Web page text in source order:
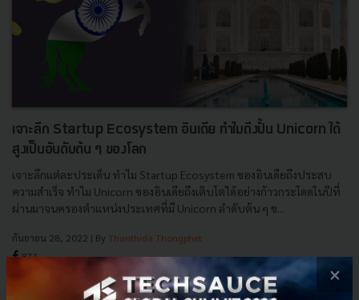
เจาะลึก Startup Ecosystem อินเดีย ทำไมถึงปั้น Unicorn ได้
สูงเป็นอันดับต้น ๆ ของโลก
เจาะลึกแต่ละประเด็น ทำไม Startup Ecosystem ของอินเดียถึงประสบ
ความสำเร็จ ทำไม Unicorn ของอินเดียถึงเติบโตได้อย่างก้าวกระโดดในปีที่
ผ่านมาจนครองตำแหน่งประเทศที่มี Unicorn ลำดับต้น ๆ ข...
กันยายน 28, 2022 | By Thanthida Thongphet
871
Unicorn Startup COVID-19 ×